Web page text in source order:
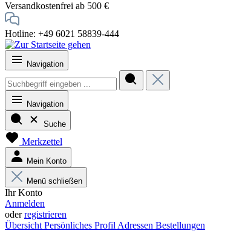
Versandkostenfrei ab 500 €
Hotline: +49 6021 58839-444
Navigation
Navigation
Suche
Merkzettel
Mein Konto
Menü schließen
Ihr Konto
Anmelden
oderregistrieren
Übersicht Persönliches Profil Adressen Bestellungen